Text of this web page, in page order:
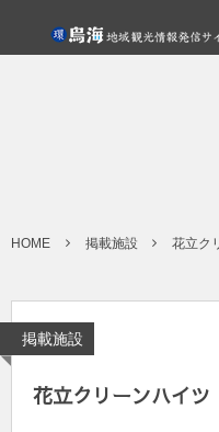
HOME 掲載施設 花立ク
掲載施設
花立クリーンハイツ